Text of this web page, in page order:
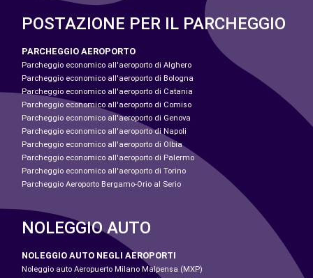
POSTAZIONE PER IL PARCHEGGIO
PARCHEGGIO AEROPORTO
Parcheggio economico all'aeroporto di Alghero
Parcheggio economico all'aeroporto di Bologna
Parcheggio economico all'aeroporto di Catania
Parcheggio economico all'aeroporto di Comiso
Parcheggio economico all'aeroporto di Genova
Parcheggio economico all'aeroporto di Napoli
Parcheggio economico all'aeroporto di Olbia
Parcheggio economico all'aeroporto di Palermo
Parcheggio economico all'aeroporto di Torino
Parcheggio Aeroporto Bergamo-Orio al Serio
NOLEGGIO AUTO
NOLEGGIO AUTO NEGLI AEROPORTI
Noleggio auto Aeropuerto Milano Malpensa (MXP)